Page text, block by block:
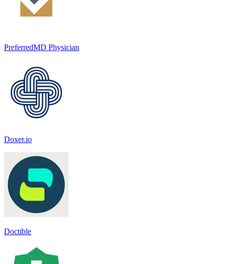
PreferredMD Physician
Doxer.io
Doctible